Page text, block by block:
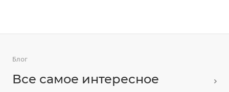
Блог
Все самое интересное